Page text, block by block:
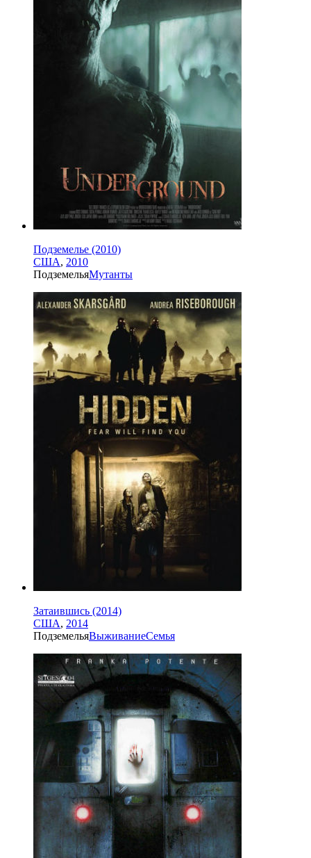
Подземелье (2010)
США, 2010
ПодземельяМутанты
Затаившись (2014)
США, 2014
ПодземельяВыживаниеСемья